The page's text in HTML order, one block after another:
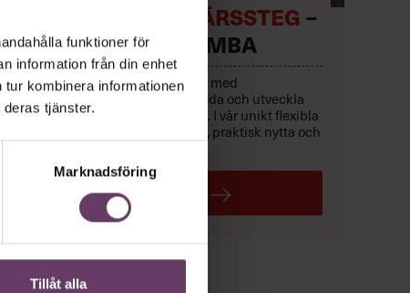
funktioner för
information från din enhet
kombinera informationen
tjänster.
Marknadsföring
Tillåt alla
TA NÄSTA KARRIÄRSSTEG –
MED EXECUTIVE MBA
Lyft lönsamheten och karriären med
helhetsperspektiv
på att leda och utveckla
verksamhet –
. I vår unikt flexibla
får du träning, praktisk nytta och